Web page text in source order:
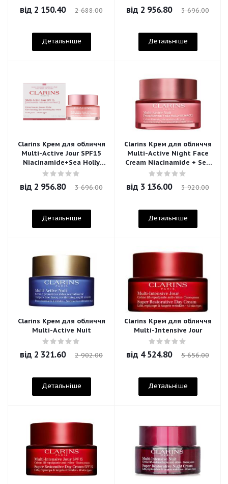
від 2 150.40 2 688.00
Детальніше
від 2 956.80 3 696.00
Детальніше
Clarins Крем для обличчя
Multi-Active Jour SPF15
Niacinamide+Sea Holly
Extract
від 2 956.80 3 696.00
Детальніше
Clarins Крем для обличчя
Multi-Active Night Face
Cream Niacinamide + Sea
Holly Extract
від 3 136.00 3 920.00
Детальніше
Clarins Крем для обличчя
Multi-Active Nuit
від 2 321.60 2 902.00
Детальніше
Clarins Крем для обличчя
Multi-Intensive Jour
від 4 524.80 5 656.00
Детальніше